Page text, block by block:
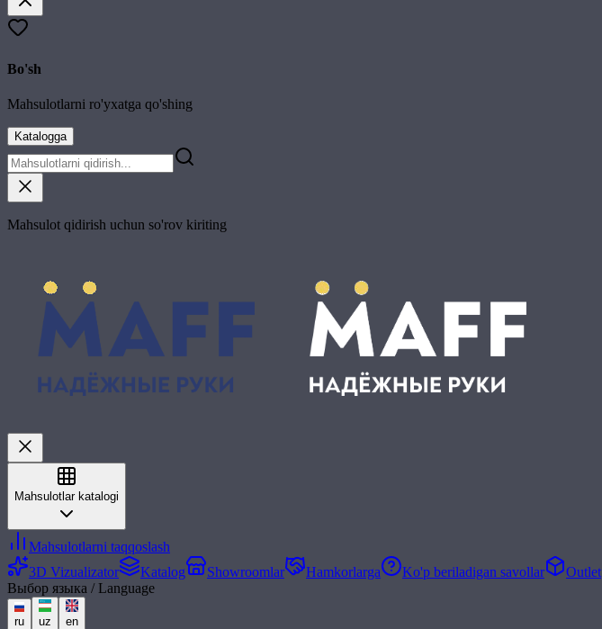
Bo'sh
Mahsulotlarni ro'yxatga qo'shing
Katalogga
Mahsulot qidirish uchun so'rov kiriting
Mahsulotlar katalogi
Mahsulotlarni taqqoslash
3D Vizualizator
Katalog Showroomlar Hamkorlarga Ko'p beriladigan savollar Outlet
Выбор языка / Language
ru uz en